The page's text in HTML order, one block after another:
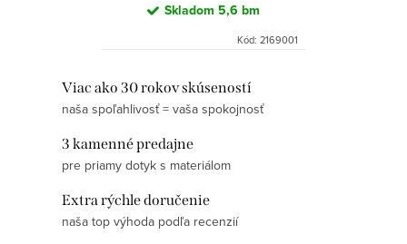
Skladom 5,6 bm
Kód: 2169001
Viac ako 30 rokov skúseností
naša spoľahlivosť = vaša spokojnosť
3 kamenné predajne
pre priamy dotyk s materiálom
Extra rýchle doručenie
naša top výhoda podľa recenzií